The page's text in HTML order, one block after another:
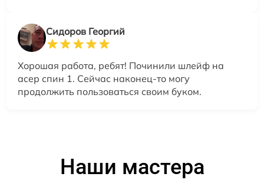
Сидоров Георгий
Хорошая работа, ребят! Починили шлейф на
асер спин 1. Сейчас наконец-то могу
продолжить пользоваться своим буком.
Наши мастера